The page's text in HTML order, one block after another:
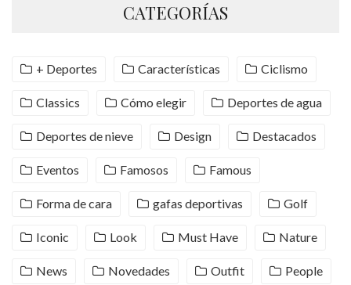
CATEGORÍAS
+ Deportes Características Ciclismo
Classics Cómo elegir Deportes de agua
Deportes de nieve Design Destacados
Eventos Famosos Famous
Forma de cara gafas deportivas Golf
Iconic Look Must Have Nature
News Novedades Outfit People